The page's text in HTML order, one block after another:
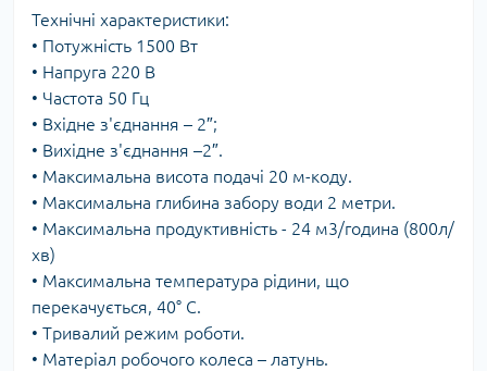
Технічні характеристики:
• Потужність 1500 Вт
• Напруга 220 В
• Частота 50 Гц
• Вхідне з'єднання – 2″;
• Вихідне з'єднання –2″.
• Максимальна висота подачі 20 м-коду.
• Максимальна глибина забору води 2 метри.
• Максимальна продуктивність - 24 м3/година (800л/
хв)
• Максимальна температура рідини, що
перекачується, 40° С.
• Тривалий режим роботи.
• Матеріал робочого колеса – латунь.